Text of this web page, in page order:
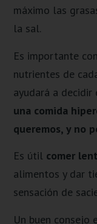
máximo las
la sal.
Es importante
nutrientes de
ayudará a decidir
una comida
queremos, y no
Es útil comer
alimentos y dar
sensación de
Un buen consejo